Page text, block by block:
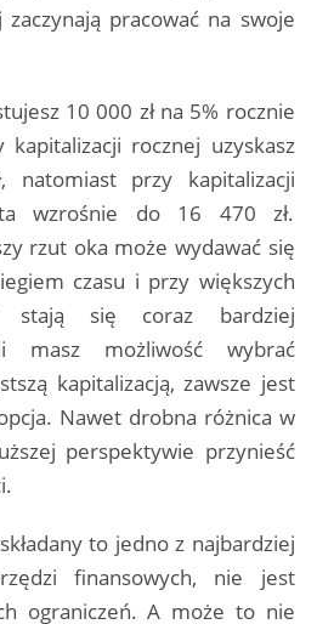
zaczynają pracować na swoje
10 000 zł na 5% rocznie
rocznej uzyskasz
natomiast przy kapitalizacji
wzrośnie do 16 470 zł.
rzut oka może wydawać się
czasu i przy większych
stają się coraz bardziej
masz możliwość wybrać
kapitalizacją, zawsze jest
Nawet drobna różnica w
perspektywie przynieść
to jedno z najbardziej
finansowych, nie jest
ograniczeń. A może to nie